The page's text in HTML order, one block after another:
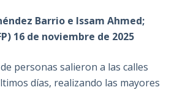
Barrio e Issam Ahmed;
16 de noviembre de 2025
personas salieron a las calles
días, realizando las mayores